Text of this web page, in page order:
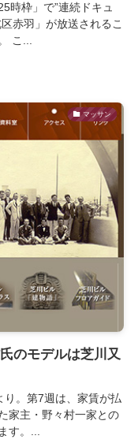
時枠」で”連続ドキュ
赤羽」が放送されるこ
こ...
マッサン
のモデルは芝川又
り。第7週は、家賃が払
家主・野々村一家との
す。...